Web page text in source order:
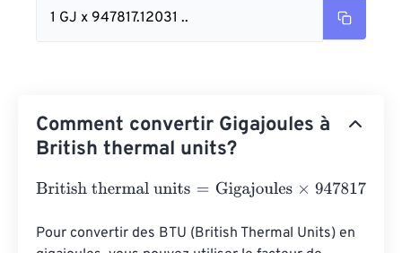
1 GJ x 947817.12031 ..
Comment convertir Gigajoules à
British thermal units?
British thermal units=Gigajoules×947817.12031
Pour convertir des BTU (British Thermal Units) en